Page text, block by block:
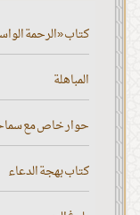
كتاب «الرحمة
المباهلة
حوار خاص مع
كتاب بهجة الدعاء